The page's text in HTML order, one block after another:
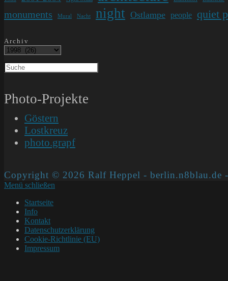
monuments Mural Nacht night Ostlampe people quiet
Archiv
Photo-Projekte
Göstern
Lostkreuz
photo.grapf
Copyright © 2026 Ralf Heppel - berlin.n8blau.de
Menü schließen
Startseite
Info
Kontakt
Datenschutzerklärung
Cookie-Richtlinie (EU)
Impressum